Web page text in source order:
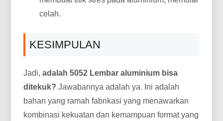
celah.
KESIMPULAN
Jadi,adalah 5052 Lembar aluminium bisa
ditekuk? Jawabannya adalah ya. Ini adalah
bahan yang ramah fabrikasi yang menawarkan
kombinasi kekuatan dan kemampuan format yang